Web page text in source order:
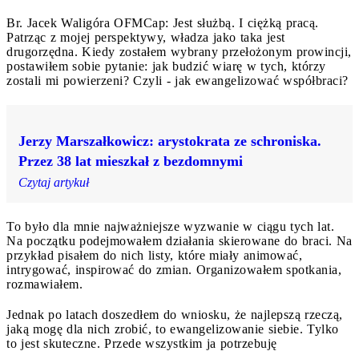
Br. Jacek Waligóra OFMCap: Jest służbą. I ciężką pracą.
Patrząc z mojej perspektywy, władza jako taka jest
drugorzędna. Kiedy zostałem wybrany przełożonym prowincji,
postawiłem sobie pytanie: jak budzić wiarę w tych, którzy
zostali mi powierzeni? Czyli - jak ewangelizować współbraci?
Jerzy Marszałkowicz: arystokrata ze schroniska.
Przez 38 lat mieszkał z bezdomnymi
Czytaj artykuł
To było dla mnie najważniejsze wyzwanie w ciągu tych lat.
Na początku podejmowałem działania skierowane do braci. Na
przykład pisałem do nich listy, które miały animować,
intrygować, inspirować do zmian. Organizowałem spotkania,
rozmawiałem.
Jednak po latach doszedłem do wniosku, że najlepszą rzeczą,
jaką mogę dla nich zrobić, to ewangelizowanie siebie. Tylko
to jest skuteczne. Przede wszystkim ja potrzebuję